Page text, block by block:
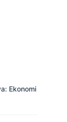
Ekonomi